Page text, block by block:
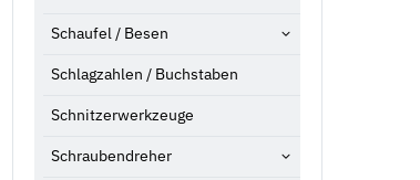
Schaufel / Besen
Schlagzahlen / Buchstaben
Schnitzerwerkzeuge
Schraubendreher